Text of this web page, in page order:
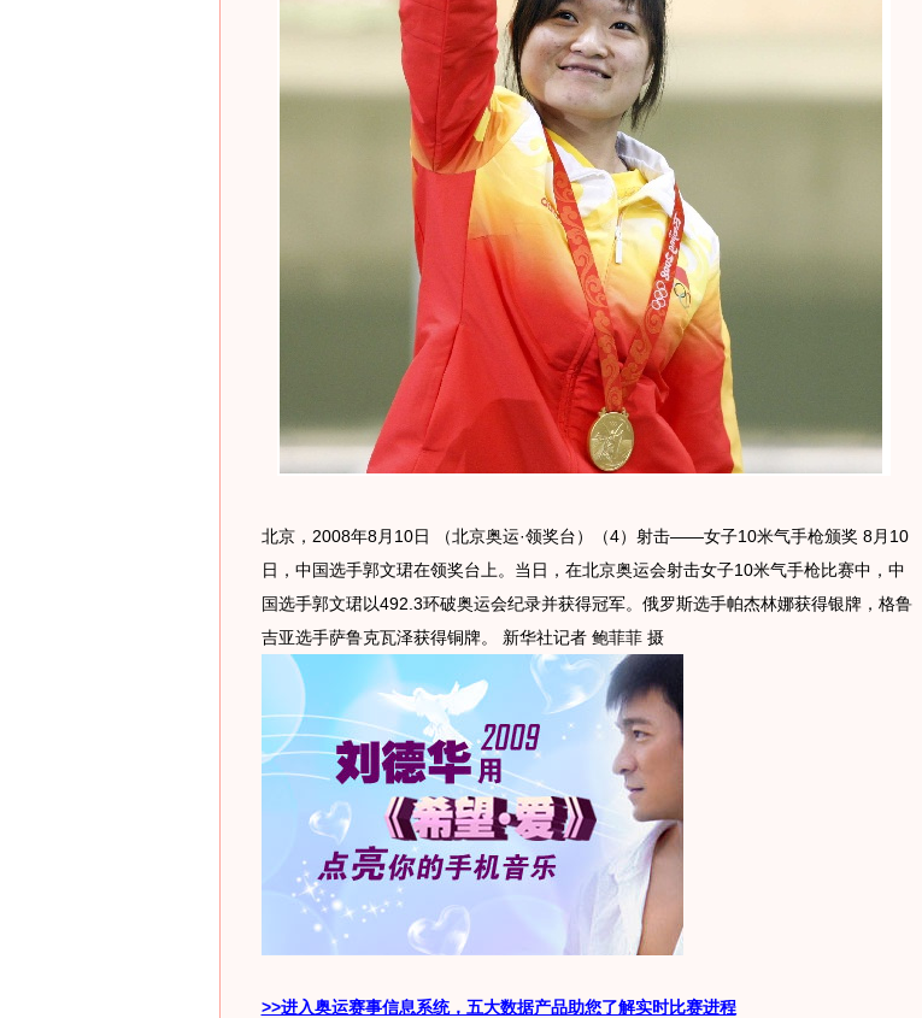
北京，2008年8月10日 （北京奥运·领奖台）（4）射击——女子10米气手枪颁奖 8月10
日，中国选手郭文珺在领奖台上。当日，在北京奥运会射击女子10米气手枪比赛中，中
国选手郭文珺以492.3环破奥运会纪录并获得冠军。俄罗斯选手帕杰林娜获得银牌，格鲁
吉亚选手萨鲁克瓦泽获得铜牌。 新华社记者 鲍菲菲 摄
>>进入奥运赛事信息系统，五大数据产品助您了解实时比赛进程